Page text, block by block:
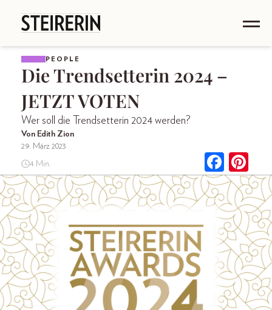
PEOPLE
Die Trendsetterin 2024 –
JETZT VOTEN
Wer soll die Trendsetterin 2024 werden?
Von Edith Zion
29. März 2023
4 Min.